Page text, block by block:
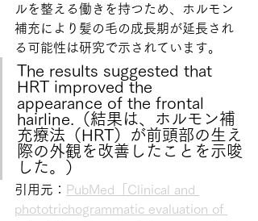
ルを整える働きを持つため、ホルモン
補充により髪の毛の成長期が延長され
る可能性は研究で示されています。
The results suggested that
HRT improved the
appearance of the frontal
hairline.（結果は、ホルモン補
充療法（HRT）が前頭部の生え
際の外観を改善したことを示唆
した。）
引用元：
PubMed「Clinical and
phototrichogrammatic evaluation of